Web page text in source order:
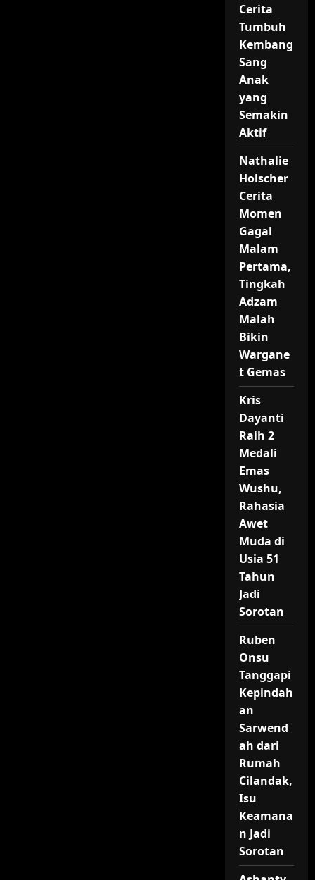
Cerita
Tumbuh
Kembang
Sang
Anak
yang
Semakin
Aktif
Nathalie
Holscher
Cerita
Momen
Gagal
Malam
Pertama,
Tingkah
Adzam
Malah
Bikin
Wargane
t Gemas
Kris
Dayanti
Raih 2
Medali
Emas
Wushu,
Rahasia
Awet
Muda di
Usia 51
Tahun
Jadi
Sorotan
Ruben
Onsu
Tanggapi
Kepindah
an
Sarwend
ah dari
Rumah
Cilandak,
Isu
Keamana
n Jadi
Sorotan